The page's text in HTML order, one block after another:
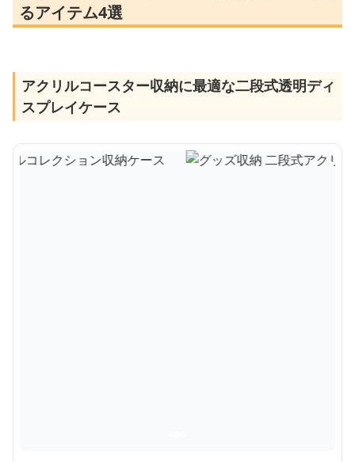
るアイテム4選
アクリルコースター収納に最適な二段式透明ディ
スプレイケース